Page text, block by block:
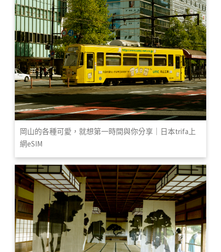
岡山的各種可愛，就想第一時間與你分享｜日本trifa上
網eSIM